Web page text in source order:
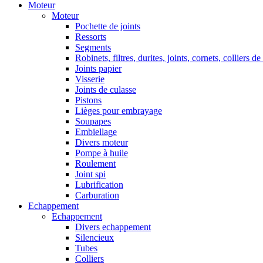
Moteur
Moteur
Pochette de joints
Ressorts
Segments
Robinets, filtres, durites, joints, cornets, colliers de
Joints papier
Visserie
Joints de culasse
Pistons
Lièges pour embrayage
Soupapes
Embiellage
Divers moteur
Pompe à huile
Roulement
Joint spi
Lubrification
Carburation
Echappement
Echappement
Divers echappement
Silencieux
Tubes
Colliers